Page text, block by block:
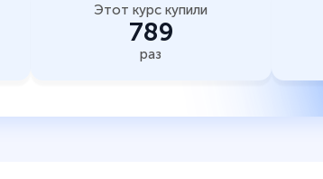
Этот курс купили
789
раз